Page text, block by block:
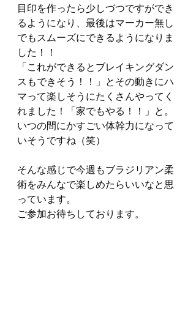
目印を作ったら少しづつですができ
るようになり、最後はマーカー無し
でもスムーズにできるようになりま
した！！
「これができるとブレイキングダン
スもできそう！！」とその動きにハ
マって楽しそうにたくさんやってく
れました！「家でもやる！！」と。
いつの間にかすごい体幹力になって
いそうですね（笑）
そんな感じで今週もブラジリアン柔
術をみんなで楽しめたらいいなと思
っています。
ご参加お待ちしております。